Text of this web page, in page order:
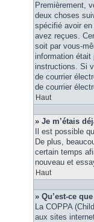
Premièrement,
deux choses
spécifié avoir
avez reçues.
soit par vous-
information
instructions. Si
de courrier
de courrier
Haut
» Je m’étais
Il est possible
De plus,
certain temps
nouveau et
Haut
» Qu’est-ce
La COPPA
aux sites